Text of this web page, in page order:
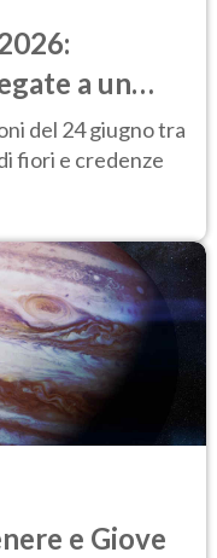
a un
del 24 giugno tra
fiori e credenze
e Giove